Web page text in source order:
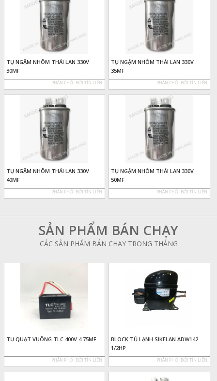
TỤ NGẬM NHÔM THÁI LAN 330V
30MF
PHÂN PHỐI BỞI TÍN LIÊN
TỤ NGẬM NHÔM THÁI LAN 330V
35MF
PHÂN PHỐI BỞI TÍN LIÊN
TỤ NGẬM NHÔM THÁI LAN 330V
40MF
PHÂN PHỐI BỞI TÍN LIÊN
TỤ NGẬM NHÔM THÁI LAN 330V
50MF
PHÂN PHỐI BỞI TÍN LIÊN
SẢN PHẨM BÁN CHẠY
CÁC SẢN PHẨM BÁN CHẠY TRONG THÁNG
TỤ QUẠT VUÔNG TLC 400V 4.75MF
PHÂN PHỐI BỞI TÍN LIÊN
BLOCK TỦ LẠNH SIKELAN ADW142
1/2HP
PHÂN PHỐI BỞI TÍN LIÊN